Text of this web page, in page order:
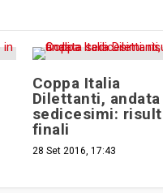
Coppa Italia
Dilettanti, andata
sedicesimi:
finali
28 Set 2016, 17:43